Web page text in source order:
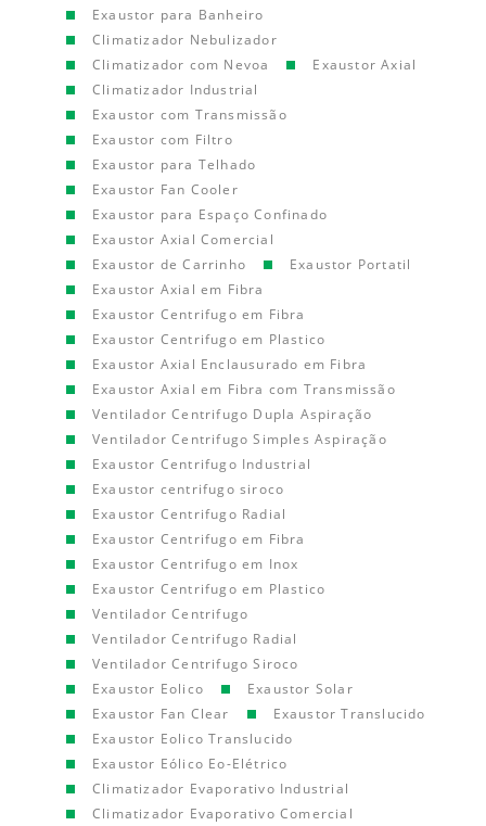
Exaustor para Banheiro
Climatizador Nebulizador
Climatizador com Nevoa
Exaustor Axial
Climatizador Industrial
Exaustor com Transmissão
Exaustor com Filtro
Exaustor para Telhado
Exaustor Fan Cooler
Exaustor para Espaço Confinado
Exaustor Axial Comercial
Exaustor de Carrinho
Exaustor Portatil
Exaustor Axial em Fibra
Exaustor Centrifugo em Fibra
Exaustor Centrifugo em Plastico
Exaustor Axial Enclausurado em Fibra
Exaustor Axial em Fibra com Transmissão
Ventilador Centrifugo Dupla Aspiração
Ventilador Centrifugo Simples Aspiração
Exaustor Centrifugo Industrial
Exaustor centrifugo siroco
Exaustor Centrifugo Radial
Exaustor Centrifugo em Fibra
Exaustor Centrifugo em Inox
Exaustor Centrifugo em Plastico
Ventilador Centrifugo
Ventilador Centrifugo Radial
Ventilador Centrifugo Siroco
Exaustor Eolico
Exaustor Solar
Exaustor Fan Clear
Exaustor Translucido
Exaustor Eolico Translucido
Exaustor Eólico Eo-Elétrico
Climatizador Evaporativo Industrial
Climatizador Evaporativo Comercial